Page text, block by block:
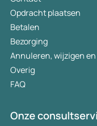
Opdracht plaatsen
Betalen
Bezorging
Annuleren, wijzigen
Overig
FAQ
Onze